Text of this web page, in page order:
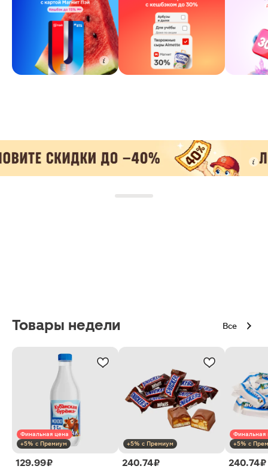
Товары недели Все
Финальная цена
+5% с Премиум
129.99 ₽
+5% с Премиум
240.74 ₽
Финальная
+5% с
240.74 ₽